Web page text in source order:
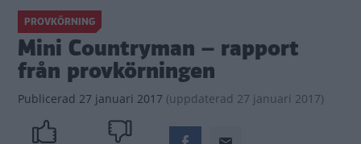
PROVKÖRNING
Mini Countryman – rapport
från provkörningen
Publicerad 27 januari 2017 (uppdaterad 27 januari 2017)